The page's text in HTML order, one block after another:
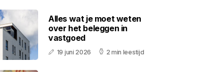
Alles wat je moet weten
over het beleggen in
vastgoed
19 juni 2026 2 min leestijd